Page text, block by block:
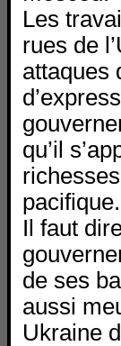
Les
rues de
attaques
qu’il
pacifique.
Il faut
de ses
aussi
Ukraine